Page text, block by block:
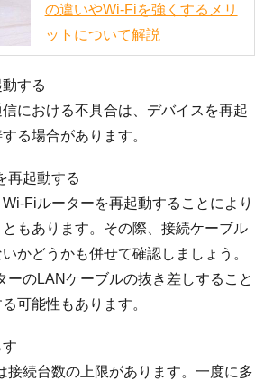
の違いやWi-Fiを強くするメリ
ットについて解説
する
における不具合は、デバイスを再起
る場合があります。
再起動する
Fiルーターを再起動することにより
もあります。その際、接続ケーブル
かどうかも併せて確認しましょう。
ーのLANケーブルの抜き差しすること
可能性もあります。
接続台数の上限があります。一度に多